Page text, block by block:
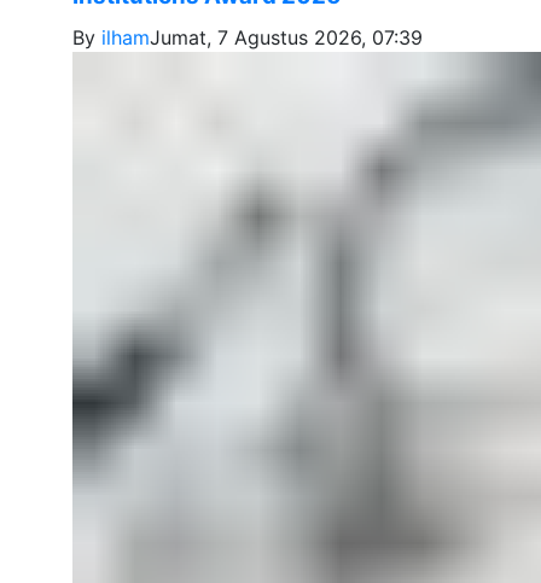
By ilhamJumat, 7 Agustus 2026, 07:39